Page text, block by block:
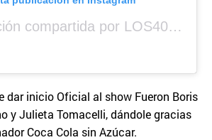
Una publicación compartida por LOS40 Panamá (@los40panama)
dar inicio Oficial al show Fueron Boris
y Julieta Tomacelli, dándole gracias
Coca Cola sin Azúcar.